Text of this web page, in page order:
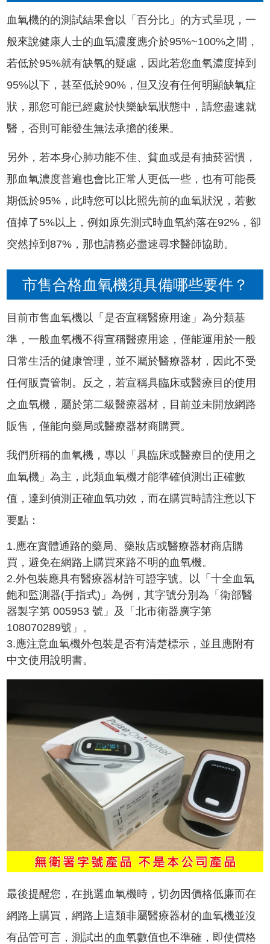
血氧機的的測試結果會以「百分比」的方式呈現，一
般來說健康人士的血氧濃度應介於95%~100%之間，
若低於95%就有缺氧的疑慮，因此若您血氧濃度掉到
95%以下，甚至低於90%，但又沒有任何明顯缺氧症
狀，那您可能已經處於快樂缺氧狀態中，請您盡速就
醫，否則可能發生無法承擔的後果。
另外，若本身心肺功能不佳、貧血或是有抽菸習慣，
那血氧濃度普遍也會比正常人更低一些，也有可能長
期低於95%，此時您可以比照先前的血氧狀況，若數
值掉了5%以上，例如原先測式時血氧約落在92%，卻
突然掉到87%，那也請務必盡速尋求醫師協助。
市售合格血氧機須具備哪些要件？
目前市售血氧機以「是否宣稱醫療用途」為分類基
準，一般血氧機不得宣稱醫療用途，僅能運用於一般
日常生活的健康管理，並不屬於醫療器材，因此不受
任何販賣管制。反之，若宣稱具臨床或醫療目的使用
之血氧機，屬於第二級醫療器材，目前並未開放網路
販售，僅能向藥局或醫療器材商購買。
我們所稱的血氧機，專以「具臨床或醫療目的使用之
血氧機」為主，此類血氧機才能準確偵測出正確數
值，達到偵測正確血氧功效，而在購買時請注意以下
要點：
1.應在實體通路的藥局、藥妝店或醫療器材商店購
買，避免在網路上購買來路不明的血氧機。
2.外包裝應具有醫療器材許可證字號。以「十全血氧
飽和監測器(手指式)」為例，其字號分別為「衛部醫
器製字第 005953 號」及「北市衛器廣字第
108070289號」。
3.應注意血氧機外包裝是否有清楚標示，並且應附有
中文使用說明書。
最後提醒您，在挑選血氧機時，切勿因價格低廉而在
網路上購買，網路上這類非屬醫療器材的血氧機並沒
有品管可言，測試出的血氧數值也不準確，即使價格